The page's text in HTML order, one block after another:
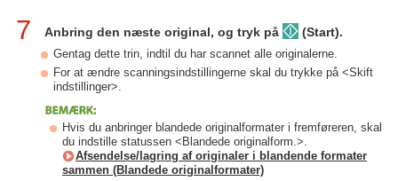
7 Anbring den næste original, og tryk på (Start).
Gentag dette trin, indtil du har scannet alle originalerne.
For at ændre scanningsindstillingerne skal du trykke på <Skift
indstillinger>.
Hvis du anbringer blandede originalformater i fremføreren, skal
du indstille statussen <Blandede originalform.>.
Afsendelse/lagring af originaler i blandende formater
sammen (Blandede originalformater)